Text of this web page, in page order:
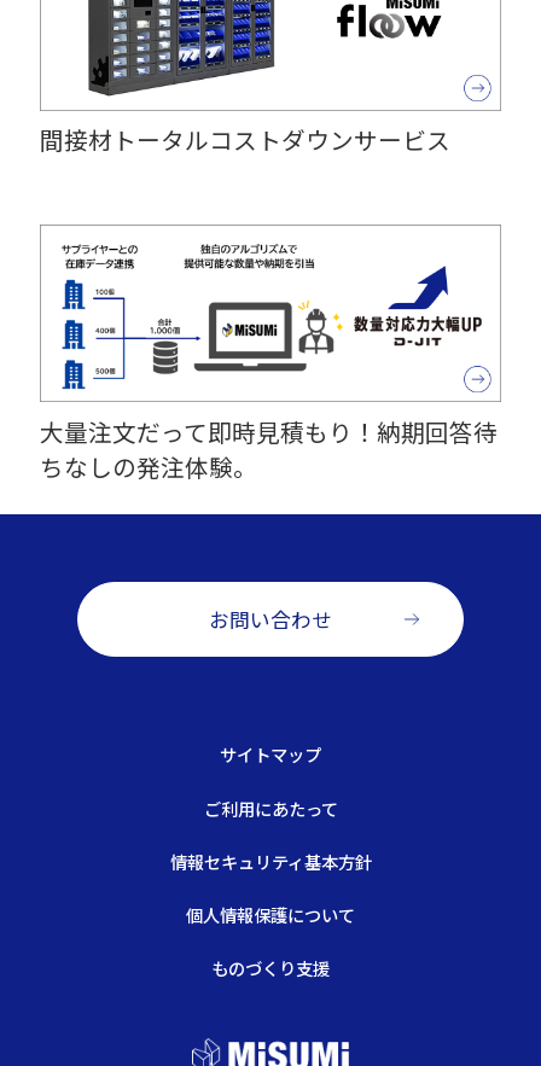
間接材トータルコストダウンサービス
大量注文だって即時見積もり！納期回答待
ちなしの発注体験。
サイトマップ
ご利用にあたって
情報セキュリティ基本方針
個人情報保護について
ものづくり支援
お問い合わせ